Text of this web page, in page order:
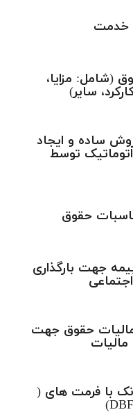
خدمت
(شامل: مزایا،
ساير)
ساده و ايجاد
توسط
حقوق
جهت بارگذاری
مالیات حقوق جهت
مالیات
با فرمت های (